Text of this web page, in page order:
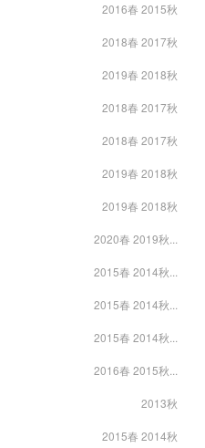
2016春 2015秋
2018春 2017秋
2019春 2018秋
2018春 2017秋
2018春 2017秋
2019春 2018秋
2019春 2018秋
2020春 2019秋...
2015春 2014秋...
2015春 2014秋...
2015春 2014秋...
2016春 2015秋...
2013秋
2015春 2014秋